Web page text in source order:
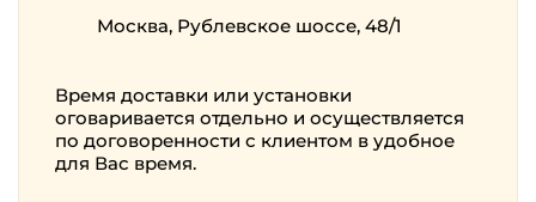
Москва, Рублевское шоссе, 48/1
Время доставки или установки
оговаривается отдельно и осуществляется
по договоренности с клиентом в удобное
для Вас время.